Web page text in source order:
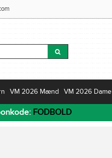
VM 2026 Mænd VM 2026 Dame
FODBOLD